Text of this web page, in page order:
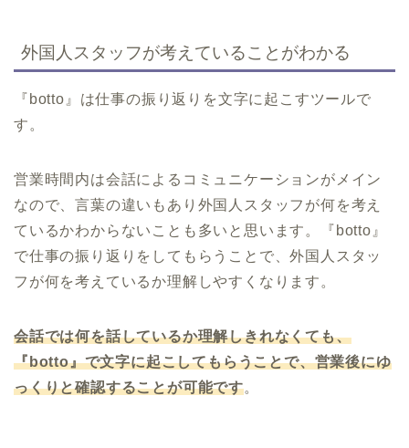
外国人スタッフが考えていることがわかる
『botto』は仕事の振り返りを文字に起こすツールで
す。
営業時間内は会話によるコミュニケーションがメイン
なので、言葉の違いもあり外国人スタッフが何を考え
ているかわからないことも多いと思います。『botto』
で仕事の振り返りをしてもらうことで、外国人スタッ
フが何を考えているか理解しやすくなります。
会話では何を話しているか理解しきれなくても、
『botto』で文字に起こしてもらうことで、営業後にゆ
っくりと確認することが可能です。